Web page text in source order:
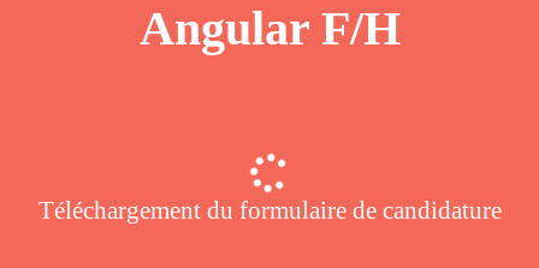
Angular F/H
Téléchargement du formulaire de candidature